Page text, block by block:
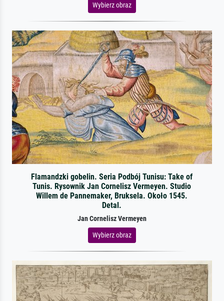
Wybierz obraz
Flamandzki gobelin. Seria Podbój Tunisu: Take of
Tunis. Rysownik Jan Cornelisz Vermeyen. Studio
Willem de Pannemaker, Bruksela. Około 1545.
Detal.
Jan Cornelisz Vermeyen
Wybierz obraz